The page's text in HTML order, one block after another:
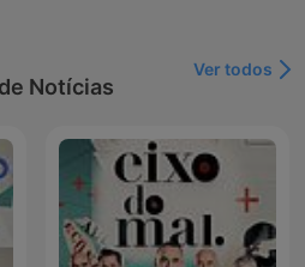
Notícias
Ver todos